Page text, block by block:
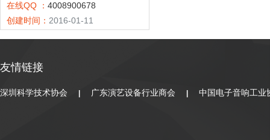
在线QQ ： 4008900678
创建时间： 2016-01-11
友情链接
深圳科学技术协会 广东演艺设备行业商会 中国电子音响工业